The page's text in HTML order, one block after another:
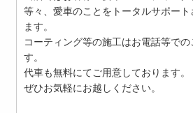
等々、愛車のことをトータルサポート
ます。
コーティング等の施工はお電話等で
す。
代車も無料にてご用意しております。
ぜひお気軽にお越しください。